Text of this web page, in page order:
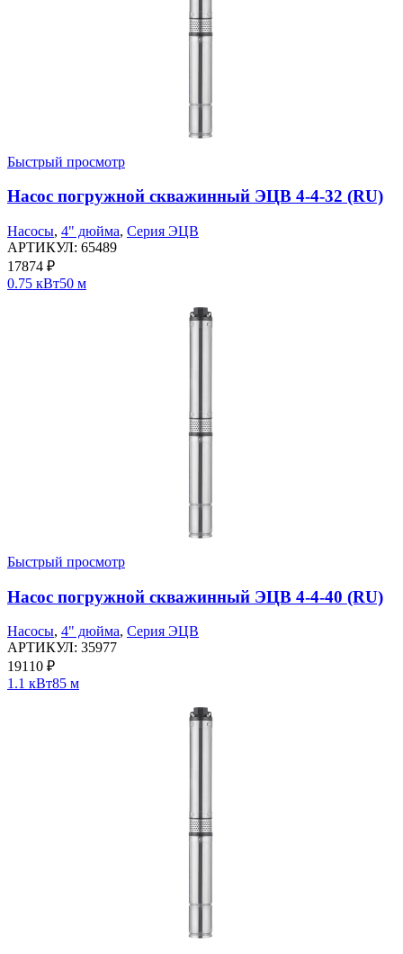
Быстрый просмотр
Насос погружной скважинный ЭЦВ 4-4-32 (RU)
Насосы, 4" дюйма, Серия ЭЦВ
АРТИКУЛ: 65489
17874 ₽
0.75 кВт50 м
Быстрый просмотр
Насос погружной скважинный ЭЦВ 4-4-40 (RU)
Насосы, 4" дюйма, Серия ЭЦВ
АРТИКУЛ: 35977
19110 ₽
1.1 кВт85 м